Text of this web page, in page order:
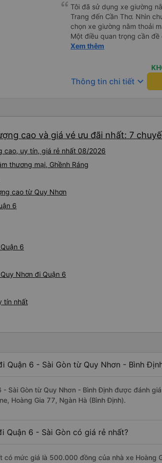
Tôi đã sử dụng xe giường
Trang đến Cần Thơ. Nhìn
chọn xe giường nằm thoải
Một điều quan trọng cần đề
xe, điều này có thể gây khó
chuyến đi vẫn khá thoải
(hôm qua) rất tốt. Mặc dù
nhưng công ty đã thông
khoảng 4:00 sáng và 9:00
cấp bàn chải đánh răng, đó
nghỉ đêm nào cho đến
chịu. Có vẻ như lịch trình
Xem thêm
Thông tin chi tiết keyboard_arrow_down
cao và giá vé ưu đãi nhất: 7
cao, uy tín, giá rẻ nhất 08/2026
thương mại, Ghềnh Ráng
cao từ Quy Nhơn
6
6
Nhơn đi Quận 6
tín nhất
Quận 6 - Sài Gòn từ Quy Nhơn - Bình
- Sài Gòn từ Quy Nhơn - Bình Định được đánh
Hoàng Gia 77, Ngàn Hà (Bình Định).
Quận 6 - Sài Gòn có giá rẻ nhất?
có mức giá là 500.000 đồng của nhà xe Hoàng